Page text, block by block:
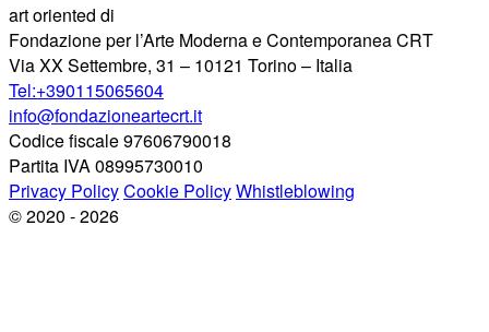
art oriented di
Fondazione per l’Arte Moderna e Contemporanea CRT
Via XX Settembre, 31 – 10121 Torino – Italia
Tel:+390115065604
info@fondazioneartecrt.it
Codice fiscale 97606790018
Partita IVA 08995730010
Privacy PolicyCookie PolicyWhistleblowing
© 2020 - 2026